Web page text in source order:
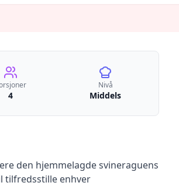
4
Nivå
Middels
den hjemmelagde svineraguens
tilfredsstille enhver